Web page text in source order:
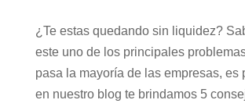
¿Te estas quedando sin liquidez?
este uno de los principales
pasa la mayoría de las empresas, es
en nuestro blog te brindamos 5